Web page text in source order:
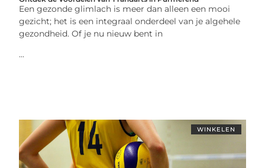
Een gezonde glimlach is meer dan alleen een mooi
gezicht; het is een integraal onderdeel van je algehele
gezondheid. Of je nu nieuw bent in
...
WINKELEN